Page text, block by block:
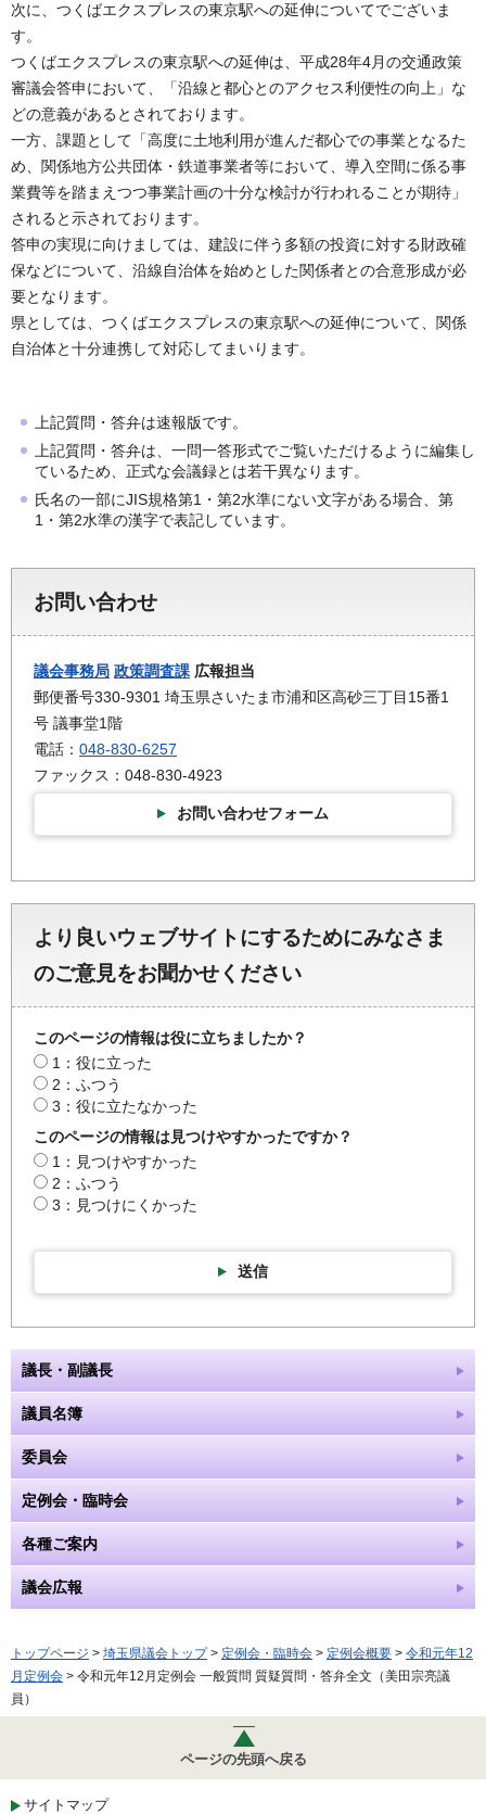
次に、つくばエクスプレスの東京駅への延伸についてでございま
す。
つくばエクスプレスの東京駅への延伸は、平成28年4月の交通政策
審議会答申において、「沿線と都心とのアクセス利便性の向上」な
どの意義があるとされております。
一方、課題として「高度に土地利用が進んだ都心での事業となるた
め、関係地方公共団体・鉄道事業者等において、導入空間に係る事
業費等を踏まえつつ事業計画の十分な検討が行われることが期待」
されると示されております。
答申の実現に向けましては、建設に伴う多額の投資に対する財政確
保などについて、沿線自治体を始めとした関係者との合意形成が必
要となります。
県としては、つくばエクスプレスの東京駅への延伸について、関係
自治体と十分連携して対応してまいります。
上記質問・答弁は速報版です。
上記質問・答弁は、一問一答形式でご覧いただけるように編集し
ているため、正式な会議録とは若干異なります。
氏名の一部にJIS規格第1・第2水準にない文字がある場合、第
1・第2水準の漢字で表記しています。
お問い合わせ
議会事務局 政策調査課 広報担当
郵便番号330-9301 埼玉県さいたま市浦和区高砂三丁目15番1
号 議事堂1階
電話： 048-830-6257
ファックス：048-830-4923
お問い合わせフォーム
より良いウェブサイトにするためにみなさま
のご意見をお聞かせください
このページの情報は役に立ちましたか？
1：役に立った
2：ふつう
3：役に立たなかった
このページの情報は見つけやすかったですか？
1：見つけやすかった
2：ふつう
3：見つけにくかった
送信
議長・副議長
議員名簿
委員会
定例会・臨時会
各種ご案内
議会広報
トップページ > 埼玉県議会トップ> 定例会・臨時会 > 定例会概要 > 令和元年12
月定例会 > 令和元年12月定例会 一般質問 質疑質問・答弁全文（美田宗亮議
員）
ページの先頭へ戻る
サイトマップ